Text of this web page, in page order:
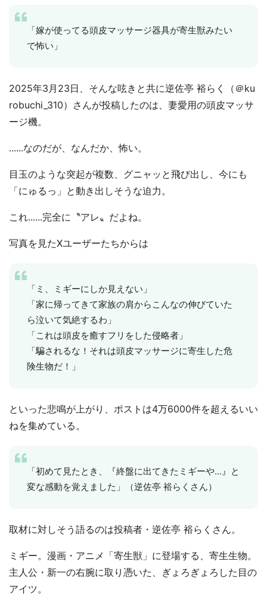
「嫁が使ってる頭皮マッサージ器具が寄生獣みたい
で怖い」
2025年3月23日、そんな呟きと共に逆佐亭 裕らく（＠ku
robuchi_310）さんが投稿したのは、妻愛用の頭皮マッサ
ージ機。
......なのだが、なんだか、怖い。
目玉のような突起が複数、グニャッと飛び出し、今にも
「にゅるっ」と動き出しそうな迫力。
これ......完全に〝アレ〟だよね。
写真を見たXユーザーたちからは
「ミ、ミギーにしか見えない」
「家に帰ってきて家族の肩からこんなの伸びていた
ら泣いて気絶するわ」
「これは頭皮を癒すフリをした侵略者」
「騙されるな！それは頭皮マッサージに寄生した危
険生物だ！」
といった悲鳴が上がり、ポストは4万6000件を超えるいい
ねを集めている。
「初めて見たとき、『終盤に出てきたミギーや...』と
変な感動を覚えました」（逆佐亭 裕らくさん）
取材に対しそう語るのは投稿者・逆佐亭 裕らくさん。
ミギー。漫画・アニメ「寄生獣」に登場する、寄生生物。
主人公・新一の右腕に取り憑いた、ぎょろぎょろした目の
アイツ。